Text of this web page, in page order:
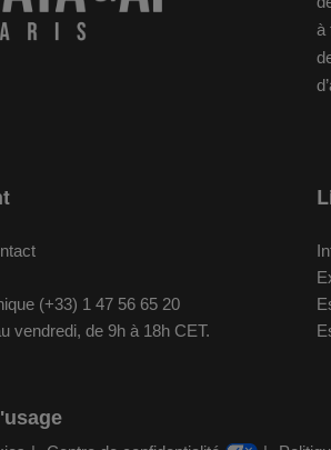
à
(+33) 1 47 56 65 20
vendredi, de 9h à 18h CET.